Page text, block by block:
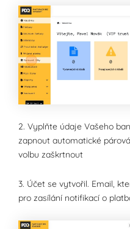
2. Vyplňte údaje Vašeho
zapnout automatické
volbu zaškrtnout
3. Účet se vytvořil. Email,
pro zasílání notifikací o